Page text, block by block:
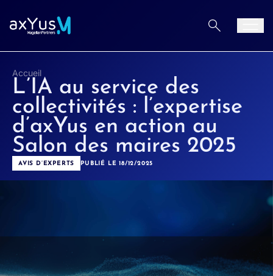
Accueil
L’IA au service des
collectivités : l’expertise
d’axYus en action au
Salon des maires 2025
AVIS D’EXPERTS PUBLIÉ LE 18/12/2025